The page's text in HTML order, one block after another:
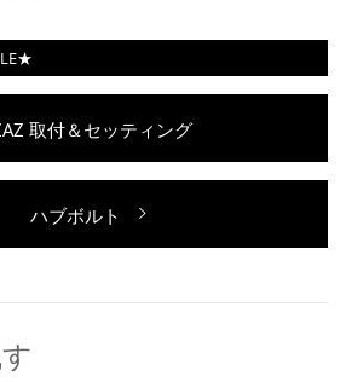
取付＆セッティング
次
の
ハブボルト